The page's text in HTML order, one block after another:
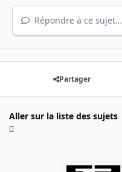
Répondre à ce sujet…
Partager
Aller sur la liste des sujets